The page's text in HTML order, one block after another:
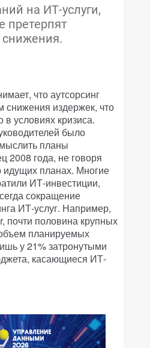
на ИТ-услуги,
претерпят
снижения.
что аутсорсинг
снижения издержек, что
в условиях кризиса.
было
планы
2008 года, не говоря
идущих планах. Многие
ИТ-инвестиции,
сокращение
ИТ-услуг. Например,
почти половина крупных
планируемых
у 21% затронутыми
касающиеся ИТ-